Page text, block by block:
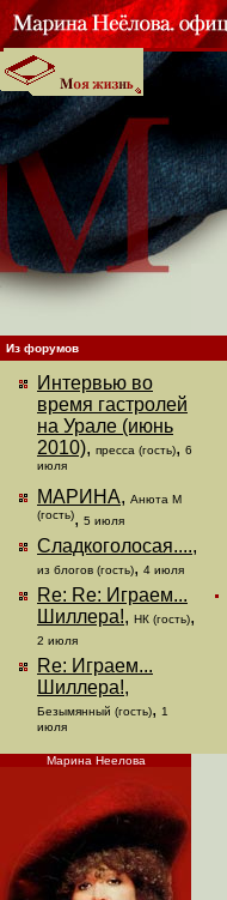
Из форумов
Интервью во
время гастролей
на Урале (июнь
2010), пресса (гость), 6
июля
МАРИНА, Анюта М
(гость), 5 июля
Сладкоголосая....,
из блогов (гость), 4 июля
Re: Re: Играем...
Шиллера!, НК (гость),
2 июля
Re: Играем...
Шиллера!,
Безымянный (гость), 1
июля
Марина Неелова